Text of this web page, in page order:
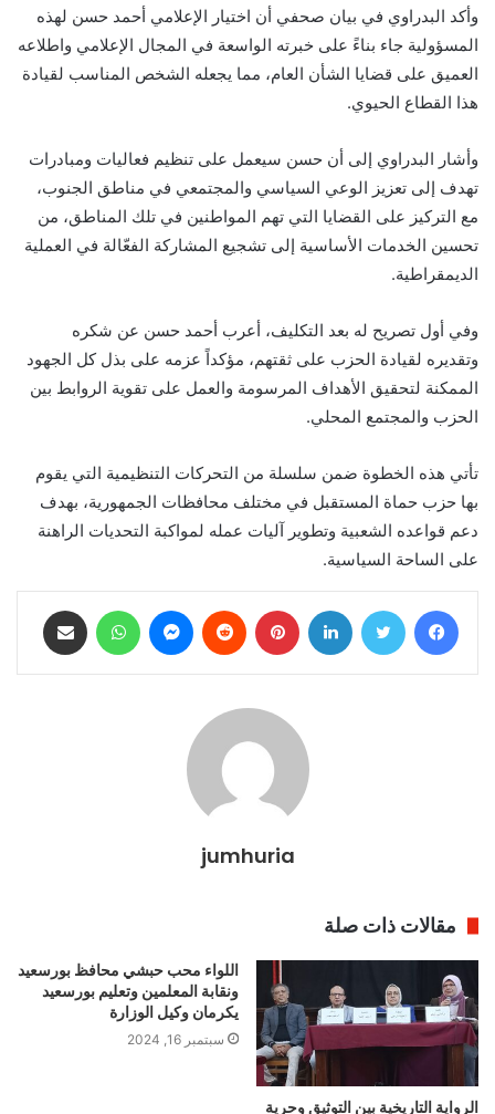
وأكد البدراوي في بيان صحفي أن اختيار الإعلامي أحمد حسن لهذه
المسؤولية جاء بناءً على خبرته الواسعة في المجال الإعلامي واطلاعه
العميق على قضايا الشأن العام، مما يجعله الشخص المناسب لقيادة
هذا القطاع الحيوي.
وأشار البدراوي إلى أن حسن سيعمل على تنظيم فعاليات ومبادرات
تهدف إلى تعزيز الوعي السياسي والمجتمعي في مناطق الجنوب،
مع التركيز على القضايا التي تهم المواطنين في تلك المناطق، من
تحسين الخدمات الأساسية إلى تشجيع المشاركة الفعّالة في العملية
الديمقراطية.
وفي أول تصريح له بعد التكليف، أعرب أحمد حسن عن شكره
وتقديره لقيادة الحزب على ثقتهم، مؤكداً عزمه على بذل كل الجهود
الممكنة لتحقيق الأهداف المرسومة والعمل على تقوية الروابط بين
الحزب والمجتمع المحلي.
تأتي هذه الخطوة ضمن سلسلة من التحركات التنظيمية التي يقوم
بها حزب حماة المستقبل في مختلف محافظات الجمهورية، بهدف
دعم قواعده الشعبية وتطوير آليات عمله لمواكبة التحديات الراهنة
على الساحة السياسية.
فيسبوك تويتر لينكدإن بينتيريست ماسنجر واتساب
jumhuria
مقالات ذات صلة
الرواية التاريخية بين التوثيق وحرية
اللواء محب حبشي محافظ بورسعيد
ونقابة المعلمين وتعليم بورسعيد
يكرمان وكيل الوزارة
سبتمبر 16, 2024